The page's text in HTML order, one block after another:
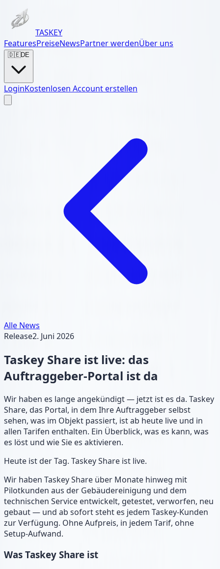
TASKEY
FeaturesPreiseNewsPartner werdenÜber uns
🇩🇪DE
LoginKostenlosen Account erstellen
Alle News
Release2. Juni 2026
Taskey Share ist live: das
Auftraggeber-Portal ist da
Wir haben es lange angekündigt — jetzt ist es da. Taskey
Share, das Portal, in dem Ihre Auftraggeber selbst
sehen, was im Objekt passiert, ist ab heute live und in
allen Tarifen enthalten. Ein Überblick, was es kann, was
es löst und wie Sie es aktivieren.
Heute ist der Tag. Taskey Share ist live.
Wir haben Taskey Share über Monate hinweg mit
Pilotkunden aus der Gebäudereinigung und dem
technischen Service entwickelt, getestet, verworfen, neu
gebaut — und ab sofort steht es jedem Taskey-Kunden
zur Verfügung. Ohne Aufpreis, in jedem Tarif, ohne
Setup-Aufwand.
Was Taskey Share ist